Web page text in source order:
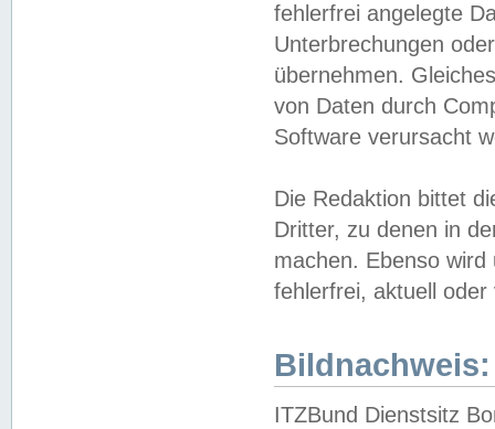
fehlerfrei angelegte
Unterbrechungen
übernehmen.
von Daten durch
Software verursacht
Die Redaktion bittet
Dritter, zu denen in
machen. Ebenso
fehlerfrei, aktuell oder
Bildnachweis:
ITZBund Dienstsitz